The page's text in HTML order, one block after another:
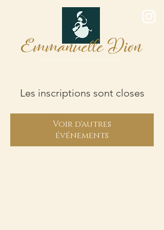
EmmanuelleDion
Les inscriptions sont closes
Voir d'autres
événements